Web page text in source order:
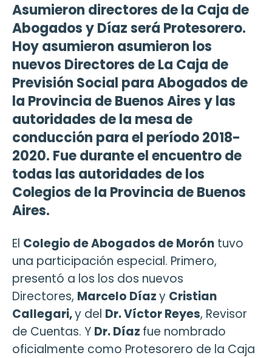
Asumieron directores de la Caja de
Abogados y Díaz será Protesorero.
Hoy asumieron asumieron los
nuevos Directores de La Caja de
Previsión Social para Abogados de
la Provincia de Buenos Aires y las
autoridades de la mesa de
conducción para el período 2018-
2020. Fue durante el encuentro de
todas las autoridades de los
Colegios de la Provincia de Buenos
Aires.
El Colegio de Abogados de Morón tuvo
una participación especial. Primero,
presentó a los los dos nuevos
Directores, Marcelo Díazy Cristian
Callegari,y del Dr. Víctor Reyes, Revisor
de Cuentas. Y Dr. Díaz fue nombrado
oficialmente como Protesorero de la Caja